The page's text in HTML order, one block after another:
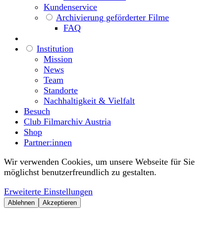
Kundenservice
Archivierung geförderter Filme
FAQ
Institution
Mission
News
Team
Standorte
Nachhaltigkeit & Vielfalt
Besuch
Club Filmarchiv Austria
Shop
Partner:innen
Wir verwenden Cookies, um unsere Webseite für Sie
möglichst benutzerfreundlich zu gestalten.
Erweiterte Einstellungen
Ablehnen Akzeptieren